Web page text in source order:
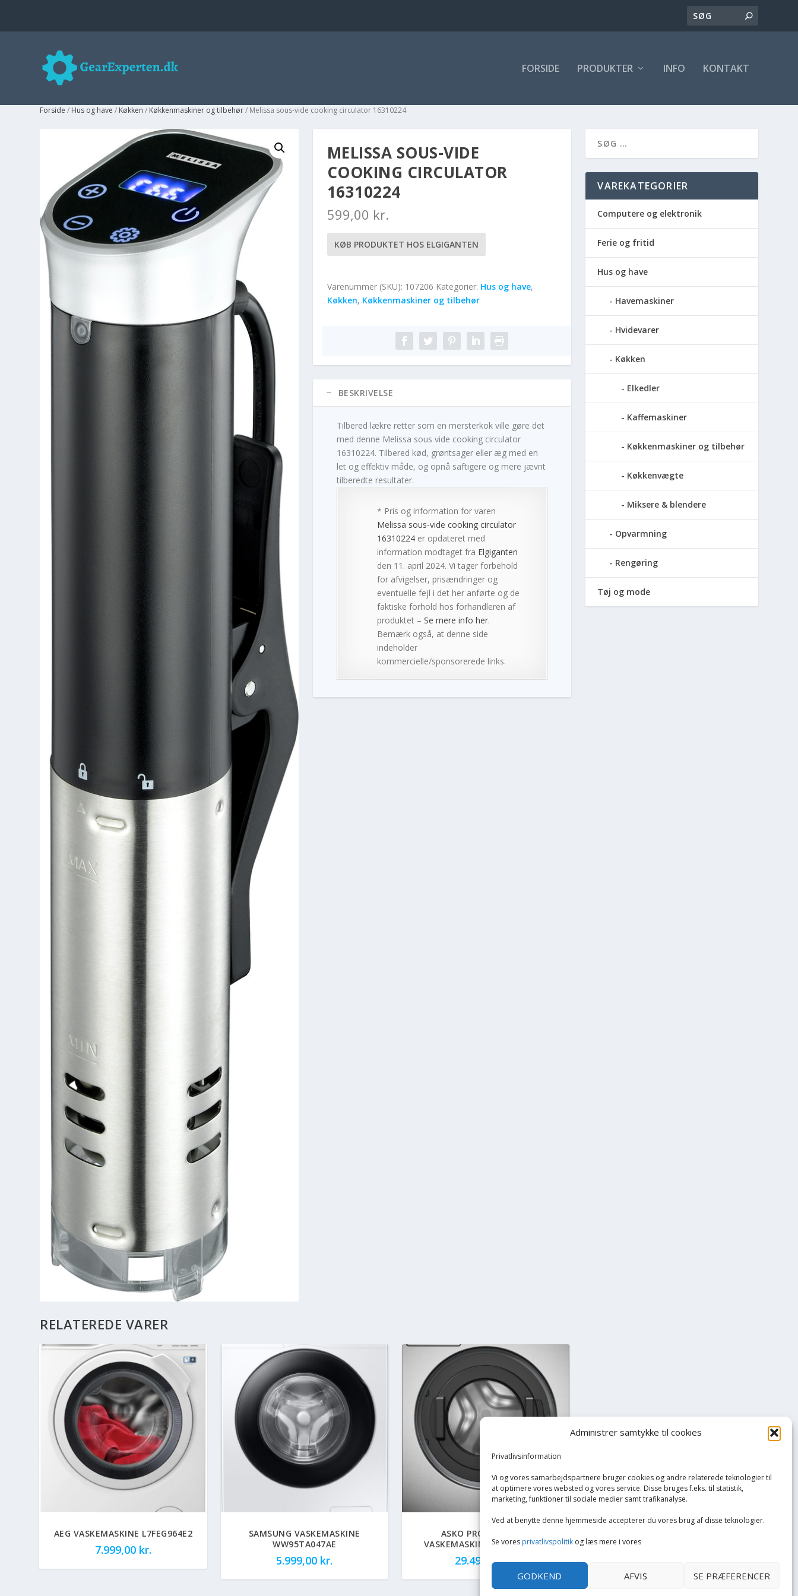
Administrer samtykke til cookies
Privatlivsinformation
Vi og vores samarbejdspartnere bruger cookies og andre relaterede teknologier til
at optimere vores websted og vores service. Disse bruges f.eks. til statistik,
marketing, funktioner til sociale medier samt trafikanalyse.
Ved at benytte denne hjemmeside accepterer du vores brug af disse teknologier.
Se vores privatlivspolitik og læs mere i vores
GODKEND AFVIS SE PRÆFERENCER
FORSIDE PRODUKTER INFO KONTAKT
Forside / Hus og have / Køkken / Køkkenmaskiner og tilbehør/ Melissa sous-vide cooking circulator 16310224
MELISSA SOUS-VIDE
COOKING CIRCULATOR
16310224
599,00 kr.
KØB PRODUKTET HOS ELGIGANTEN
Varenummer (SKU): 107206 Kategorier: Hus og have,
Køkken, Køkkenmaskiner og tilbehør
BESKRIVELSE
Tilbered lækre retter som en mersterkok ville gøre det
med denne Melissa sous vide cooking circulator
16310224. Tilbered kød, grøntsager eller æg med en
let og effektiv måde, og opnå saftigere og mere jævnt
tilberedte resultater.
* Pris og information for varen
Melissa sous-vide cooking circulator
16310224er opdateret med
information modtaget fra Elgiganten
den 11. april 2024. Vi tager forbehold
for afvigelser, prisændringer og
eventuelle fejl i det her anførte og de
faktiske forhold hos forhandleren af
produktet – Se mere info her.
Bemærk også, at denne side
indeholder
kommercielle/sponsorerede links.
RELATEREDE VARER
AEG VASKEMASKINE L7FEG964E2
7.999,00 kr.
SAMSUNG VASKEMASKINE
WW95TA047AE
5.999,00 kr.
ASKO PROFESSIONAL
VASKEMASKINE WMC8947VIS
29.498,00kr.
VAREKATEGORIER
Computere og elektronik
Ferie og fritid
Hus og have
Havemaskiner
Hvidevarer
Køkken
Elkedler
Kaffemaskiner
Køkkenmaskiner og tilbehør
Køkkenvægte
Miksere & blendere
Opvarmning
Rengøring
Tøj og mode